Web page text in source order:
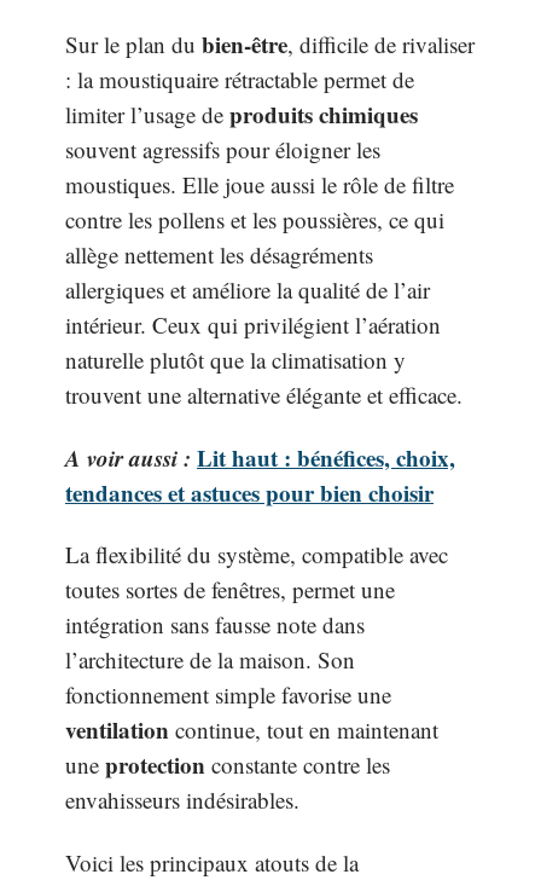
Sur le plan du bien-être, difficile de rivaliser
: la moustiquaire rétractable permet de
limiter l’usage de produits chimiques
souvent agressifs pour éloigner les
moustiques. Elle joue aussi le rôle de filtre
contre les pollens et les poussières, ce qui
allège nettement les désagréments
allergiques et améliore la qualité de l’air
intérieur. Ceux qui privilégient l’aération
naturelle plutôt que la climatisation y
trouvent une alternative élégante et efficace.
A voir aussi : Lit haut : bénéfices, choix,
tendances et astuces pour bien choisir
La flexibilité du système, compatible avec
toutes sortes de fenêtres, permet une
intégration sans fausse note dans
l’architecture de la maison. Son
fonctionnement simple favorise une
ventilation continue, tout en maintenant
une protection constante contre les
envahisseurs indésirables.
Voici les principaux atouts de la